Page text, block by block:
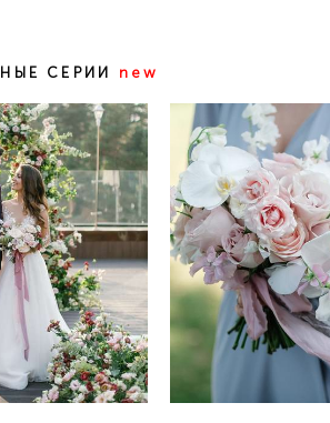
СЕРИИ new